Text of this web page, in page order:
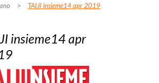
> TAIJI insieme14 apr 2019
insieme14 apr